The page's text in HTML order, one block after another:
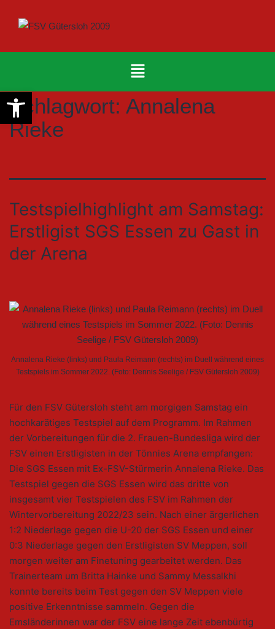
Schlagwort: Annalena
Rieke
Testspielhighlight am Samstag:
Erstligist SGS Essen zu Gast in
der Arena
Annalena Rieke (links) und Paula Reimann (rechts) im Duell während eines
Testspiels im Sommer 2022. (Foto: Dennis Seelige / FSV Gütersloh 2009)
Für den FSV Gütersloh steht am morgigen Samstag ein
hochkarätiges Testspiel auf dem Programm. Im Rahmen
der Vorbereitungen für die 2. Frauen-Bundesliga wird der
FSV einen Erstligisten in der Tönnies Arena empfangen:
Die SGS Essen mit Ex-FSV-Stürmerin Annalena Rieke. Das
Testspiel gegen die SGS Essen wird das dritte von
insgesamt vier Testspielen des FSV im Rahmen der
Wintervorbereitung 2022/23 sein. Nach einer ärgerlichen
1:2 Niederlage gegen die U-20 der SGS Essen und einer
0:3 Niederlage gegen den Erstligisten SV Meppen, soll
morgen weiter am Finetuning gearbeitet werden. Das
Trainerteam um Britta Hainke und Sammy Messalkhi
konnte bereits beim Test gegen den SV Meppen viele
positive Erkenntnisse sammeln. Gegen die
Emsländerinnen war der FSV eine lange Zeit ebenbürtig
Werkzeugleiste öffnen